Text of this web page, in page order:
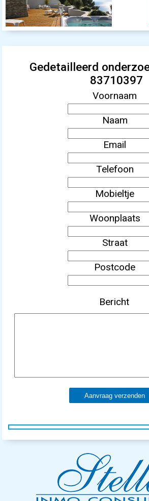
Gedetailleerd
83710397
Voornaam
Naam
Email
Telefoon
Mobieltje
Woonplaats
Straat
Postcode
Bericht
Aanvraag verzenden